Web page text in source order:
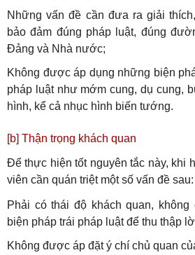
Những vấn đề cần đưa ra giải
bảo đảm đúng pháp luật, đúng
Đảng và Nhà nước;
Không được áp dụng những biện
pháp luật như mớm cung, dụ cung,
hình, kể cả nhục hình biến tướng.
[b] Thận trọng khách quan
Để thực hiện tốt nguyên tắc này, khi
viên cần quán triệt một số vấn đề sau:
Phải có thái độ khách quan,
biện pháp trái pháp luật để thu thập
Không được áp đặt ý chí chủ quan